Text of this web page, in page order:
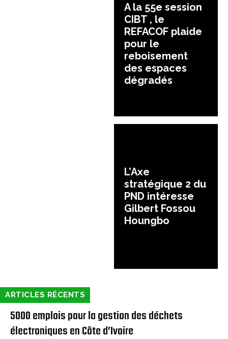
A la 55e session
CIBT , le
REFACOF plaide
pour le
reboisement
des espaces
dégradés
L’Axe
stratégique 2 du
PND intéresse
Gilbert Fossou
Houngbo
ARTICLES RÉCENTS
5000 emplois pour la gestion des déchets
électroniques en Côte d’Ivoire